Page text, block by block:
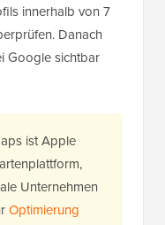
innerhalb von 7
Danach
Google sichtbar
ist Apple
Unternehmen
Optimierung